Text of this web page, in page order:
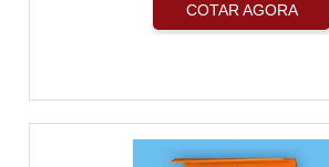
COTAR AGORA